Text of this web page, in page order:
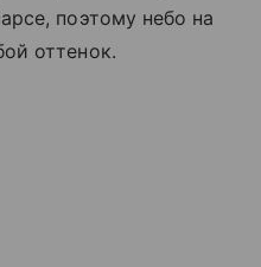
поэтому небо на
оттенок.